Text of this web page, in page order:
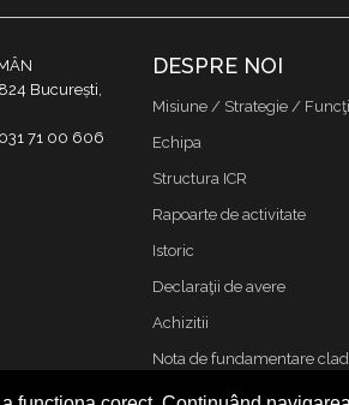
București,
031 71 00 606
DESPRE NOI
Misiune / Strategie /
Echipa
Structura ICR
Rapoarte de activitate
Istoric
Declaraţii de avere
Achizitii
Nota de fundamentare
Contact